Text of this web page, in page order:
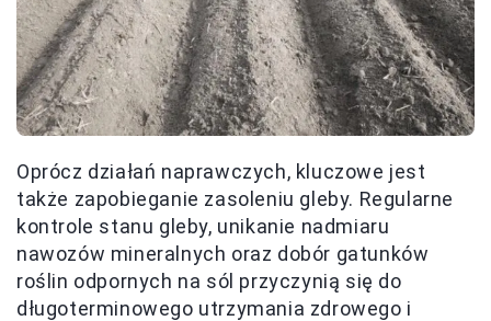
Oprócz działań naprawczych, kluczowe jest
także zapobieganie zasoleniu gleby. Regularne
kontrole stanu gleby, unikanie nadmiaru
nawozów mineralnych oraz dobór gatunków
roślin odpornych na sól przyczynią się do
długoterminowego utrzymania zdrowego i